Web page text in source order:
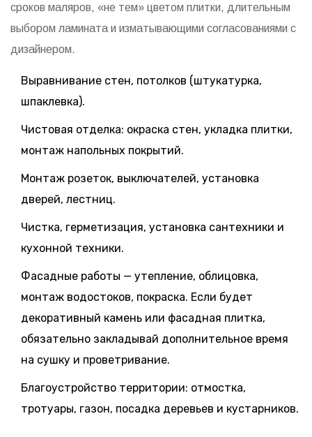
сроков маляров, «не тем» цветом плитки, длительным
выбором ламината и изматывающими согласованиями с
дизайнером.
Выравнивание стен, потолков (штукатурка,
шпаклевка).
Чистовая отделка: окраска стен, укладка плитки,
монтаж напольных покрытий.
Монтаж розеток, выключателей, установка
дверей, лестниц.
Чистка, герметизация, установка сантехники и
кухонной техники.
Фасадные работы — утепление, облицовка,
монтаж водостоков, покраска. Если будет
декоративный камень или фасадная плитка,
обязательно закладывай дополнительное время
на сушку и проветривание.
Благоустройство территории: отмостка,
тротуары, газон, посадка деревьев и кустарников.